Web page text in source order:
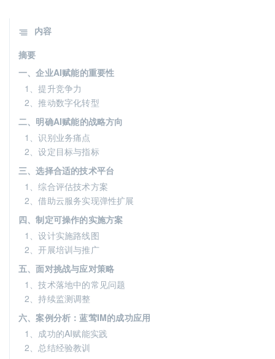
内容
摘要
一、企业AI赋能的重要性
1、提升竞争力
2、推动数字化转型
二、明确AI赋能的战略方向
1、识别业务痛点
2、设定目标与指标
三、选择合适的技术平台
1、综合评估技术方案
2、借助云服务实现弹性扩展
四、制定可操作的实施方案
1、设计实施路线图
2、开展培训与推广
五、面对挑战与应对策略
1、技术落地中的常见问题
2、持续监测调整
六、案例分析：蓝莺IM的成功应用
1、成功的AI赋能实践
2、总结经验教训